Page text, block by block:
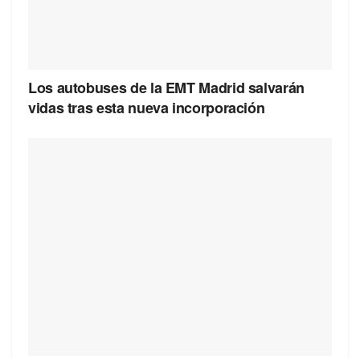
Los autobuses de la EMT Madrid salvarán
vidas tras esta nueva incorporación